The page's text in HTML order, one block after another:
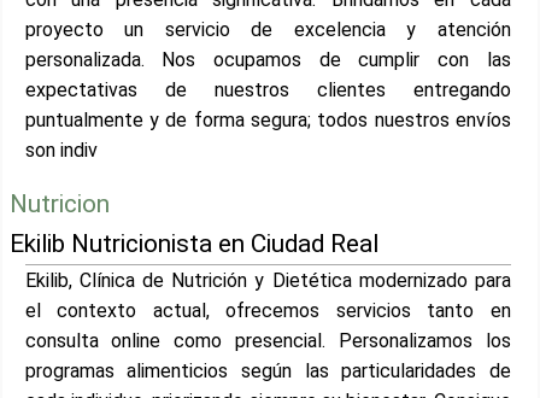
proyecto un servicio de excelencia y atención
personalizada. Nos ocupamos de cumplir con las
expectativas de nuestros clientes entregando
puntualmente y de forma segura; todos nuestros envíos
son indiv
Nutricion
Ekilib Nutricionista en Ciudad Real
Ekilib, Clínica de Nutrición y Dietética modernizado para
el contexto actual, ofrecemos servicios tanto en
consulta online como presencial. Personalizamos los
programas alimenticios según las particularidades de